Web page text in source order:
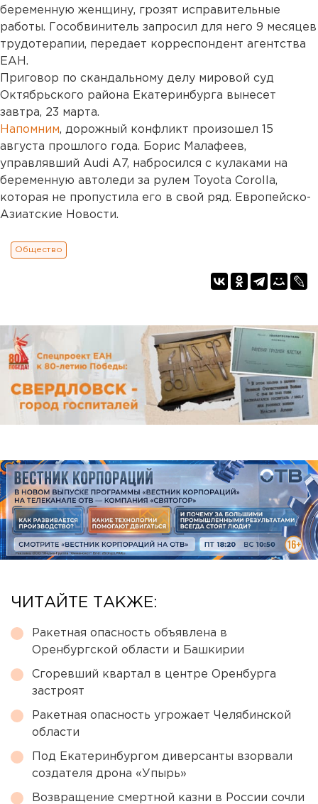
беременную женщину, грозят исправительные
работы. Гособвинитель запросил для него 9 месяцев
трудотерапии, передает корреспондент агентства
ЕАН.
Приговор по скандальному делу мировой суд
Октябрьского района Екатеринбурга вынесет
завтра, 23 марта.
Напомним, дорожный конфликт произошел 15
августа прошлого года. Борис Малафеев,
управлявший Audi A7, набросился с кулаками на
беременную автоледи за рулем Toyota Corolla,
которая не пропустила его в свой ряд. Европейско-
Азиатские Новости.
Общество
ЧИТАЙТЕ ТАКЖЕ:
Ракетная опасность объявлена в
Оренбургской области и Башкирии
Сгоревший квартал в центре Оренбурга
застроят
Ракетная опасность угрожает Челябинской
области
Под Екатеринбургом диверсанты взорвали
создателя дрона «Упырь»
Возвращение смертной казни в России сочли